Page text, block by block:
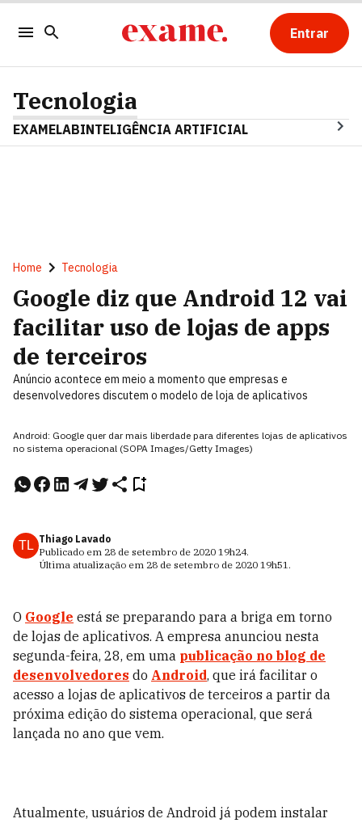
Entrar
Tecnologia
EXAMELABINTELIGÊNCIA ARTIFICIAL
Home Tecnologia
Google diz que Android 12 vai
facilitar uso de lojas de apps
de terceiros
Anúncio acontece em meio a momento que empresas e
desenvolvedores discutem o modelo de loja de aplicativos
Android: Google quer dar mais liberdade para diferentes lojas de aplicativos
no sistema operacional (SOPA Images/Getty Images)
TL Thiago Lavado
Publicado em 28 de setembro de 2020 19h24.
Última atualização em 28 de setembro de 2020 19h51.
O Google está se preparando para a briga em torno
de lojas de aplicativos. A empresa anunciou nesta
segunda-feira, 28, em uma publicação no blog de
desenvolvedores do Android, que irá facilitar o
acesso a lojas de aplicativos de terceiros a partir da
próxima edição do sistema operacional, que será
lançada no ano que vem.
Atualmente, usuários de Android já podem instalar